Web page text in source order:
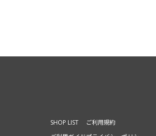
SHOP LIST
ご利用規約